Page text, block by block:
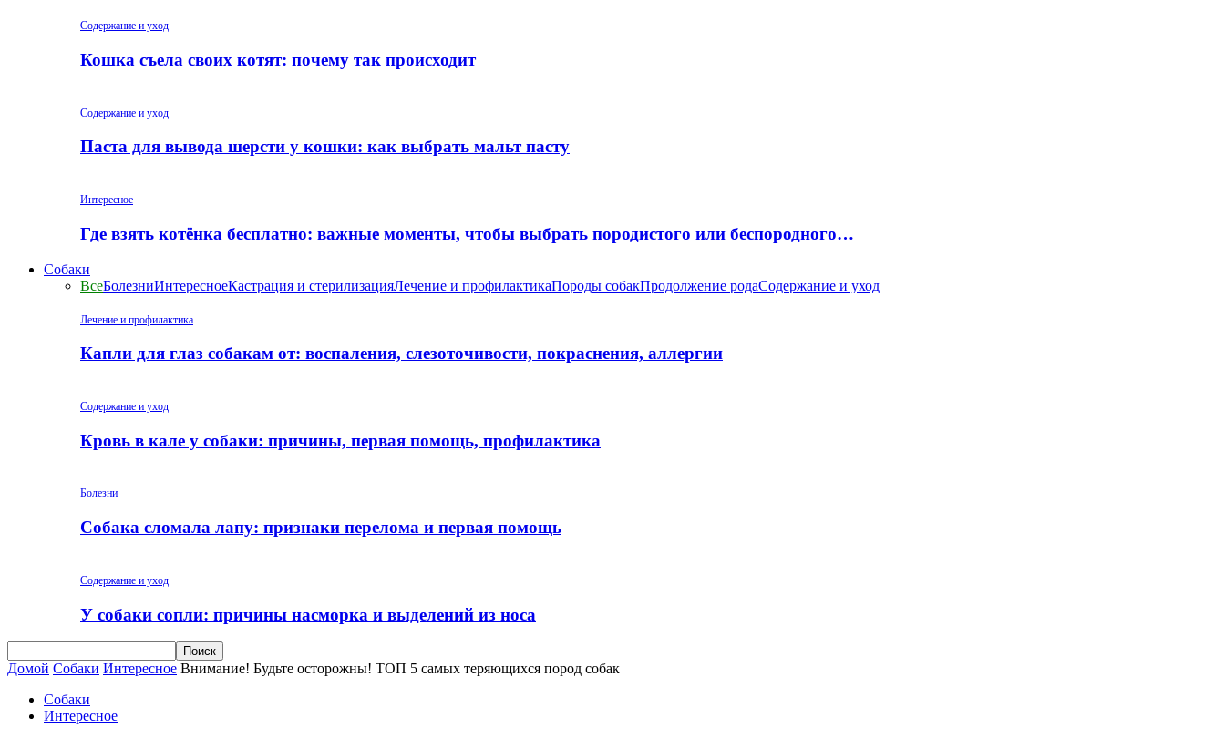
Содержание и уход
Кошка съела своих котят: почему так происходит
Содержание и уход
Паста для вывода шерсти у кошки: как выбрать мальт пасту
Интересное
Где взять котёнка бесплатно: важные моменты, чтобы выбрать породистого или беспородного…
Собаки
ВсеБолезниИнтересноеКастрация и стерилизацияЛечение и профилактикаПороды собакПродолжение родаСодержание и уход
Лечение и профилактика
Капли для глаз собакам от: воспаления, слезоточивости, покраснения, аллергии
Содержание и уход
Кровь в кале у собаки: причины, первая помощь, профилактика
Болезни
Собака сломала лапу: признаки перелома и первая помощь
Содержание и уход
У собаки сопли: причины насморка и выделений из носа
Домой Собаки Интересное Внимание! Будьте осторожны! ТОП 5 самых теряющихся пород собак
Собаки
Интересное